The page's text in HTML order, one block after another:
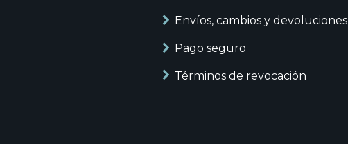
Envíos, cambios y devoluciones
Pago seguro
Términos de revocación